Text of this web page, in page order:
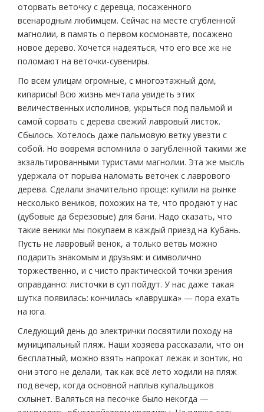
оторвать веточку с деревца, посаженного
всенародным любимцем. Сейчас на месте сгубленной
магнолии, в память о первом космонавте, посажено
новое дерево. Хочется надеяться, что его все же не
поломают на веточки-сувениры.
По всем улицам огромные, с многоэтажный дом,
кипарисы! Всю жизнь мечтала увидеть этих
величественных исполинов, укрыться под пальмой и
самой сорвать с дерева свежий лавровый листок.
Сбылось. Хотелось даже пальмовую ветку увезти с
собой. Но вовремя вспомнила о загубленной такими же
экзальтированными туристами магнолии. Эта же мысль
удержала от порыва наломать веточек с лаврового
дерева. Сделали значительно проще: купили на рынке
несколько веников, похожих на те, что продают у нас
(дубовые да берёзовые) для бани. Надо сказать, что
такие веники мы покупаем в каждый приезд на Кубань.
Пусть не лавровый венок, а только ветвь можно
подарить знакомым и друзьям: и символично
торжественно, и с чисто практической точки зрения
оправданно: листочки в суп пойдут. У нас даже такая
шутка появилась: кончилась «лаврушка» — пора ехать
на юга.
Следующий день до электрички посвятили походу на
муниципальный пляж. Наши хозяева рассказали, что он
бесплатный, можно взять напрокат лежак и зонтик, но
они этого не делали, так как всё лето ходили на пляж
под вечер, когда основной наплыв купальщиков
схлынет. Валяться на песочке было некогда —